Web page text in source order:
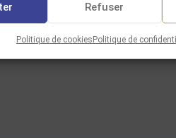
Refuser
Politique de cookiesPolitique de